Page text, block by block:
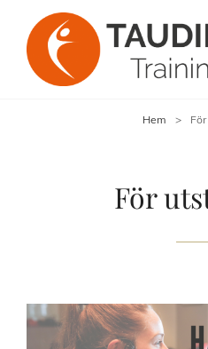
Hem >
För